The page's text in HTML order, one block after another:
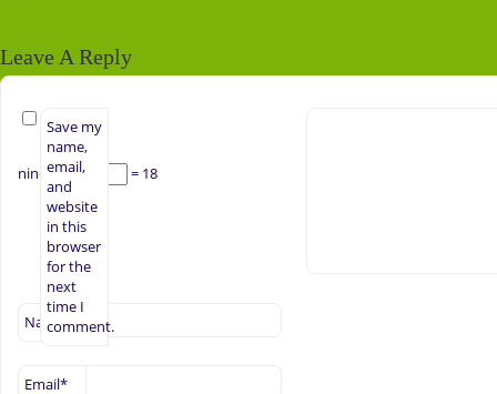
Leave A Reply
Name*
Email*
Save my
name,
email,
and
website
in this
browser
for the
next
time I
comment.
nine + = 18